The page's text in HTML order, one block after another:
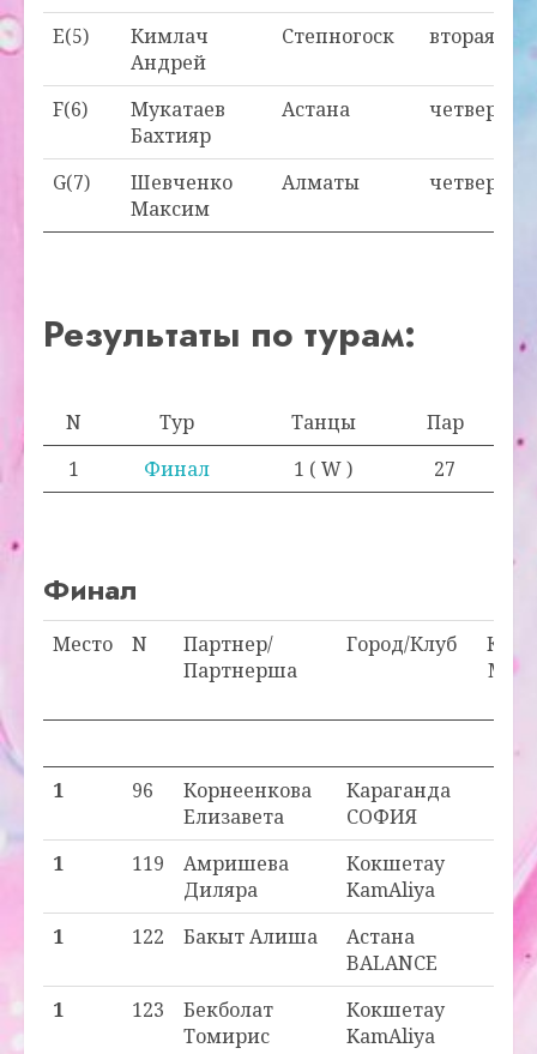
E(5)
Кимлач
Андрей
Степногоск вторая
F(6)
Мукатаев
Бахтияр
Астана четвертая
G(7)
Шевченко
Максим
Алматы четвертая
Результаты по турам:
N Тур Танцы
Пар
1
Финал 1 ( W ) 27
Финал
Место N
Партнер/
Партнерша
Город/Клуб
1 96
Корнеенкова
Елизавета
Караганда
СОФИЯ
1 119
Амришева
Диляра
Кокшетау
KamAliya
_ - 1
1 122 Бакыт Алиша
Астана
BALANCE
_ - 1
1 123
Бекболат
Томирис
Кокшетау
KamAliya